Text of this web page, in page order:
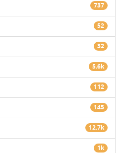
737
52
32
5.6k
112
145
12.7k
1k